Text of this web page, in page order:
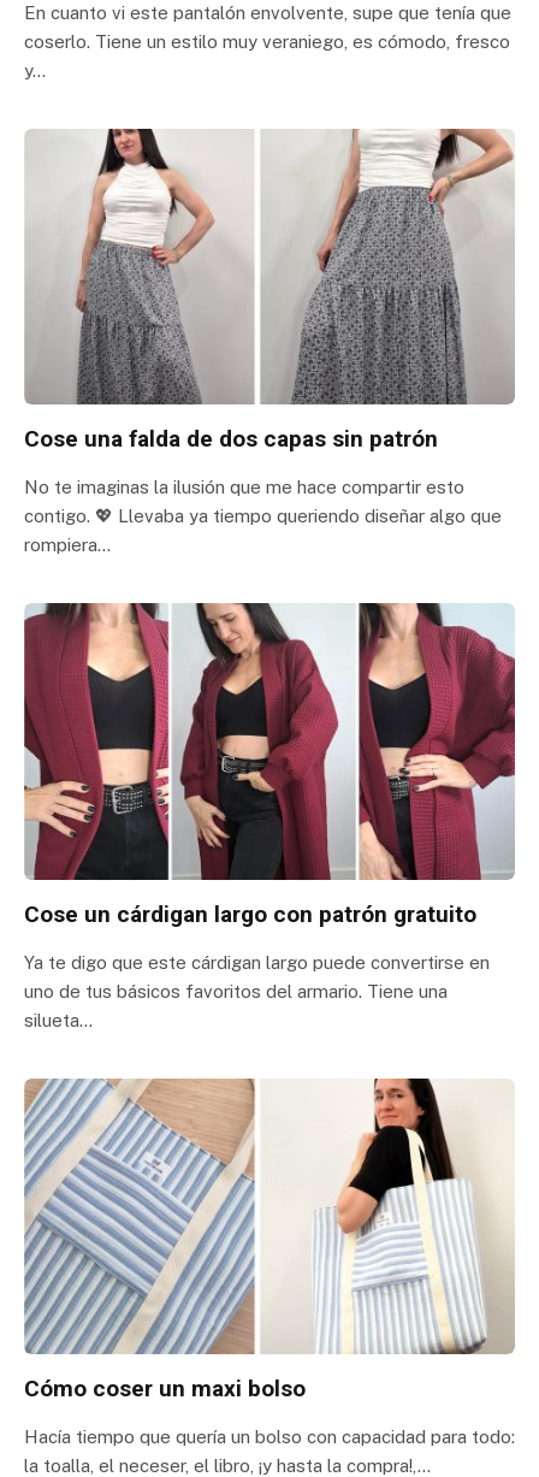
En cuanto vi este pantalón envolvente, supe que tenía que
coserlo. Tiene un estilo muy veraniego, es cómodo, fresco
y…
Cose una falda de dos capas sin patrón
No te imaginas la ilusión que me hace compartir esto
contigo. 💖 Llevaba ya tiempo queriendo diseñar algo que
rompiera…
Cose un cárdigan largo con patrón gratuito
Ya te digo que este cárdigan largo puede convertirse en
uno de tus básicos favoritos del armario. Tiene una
silueta…
Cómo coser un maxi bolso
Hacía tiempo que quería un bolso con capacidad para todo:
la toalla, el neceser, el libro, ¡y hasta la compra!,…